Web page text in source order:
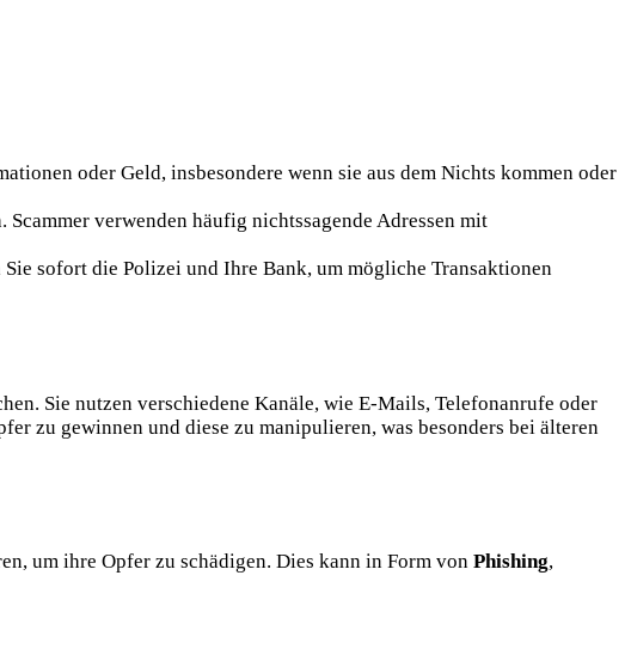
oder Geld, insbesondere wenn sie aus dem Nichts kommen oder
verwenden häufig nichtssagende Adressen mit
sofort die Polizei und Ihre Bank, um mögliche Transaktionen
Sie nutzen verschiedene Kanäle, wie E-Mails, Telefonanrufe oder
zu gewinnen und diese zu manipulieren, was besonders bei älteren
um ihre Opfer zu schädigen. Dies kann in Form von Phishing,